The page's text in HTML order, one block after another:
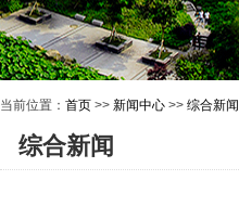
当前位置： 首页 >> 新闻中心 >> 综合新闻
综合新闻